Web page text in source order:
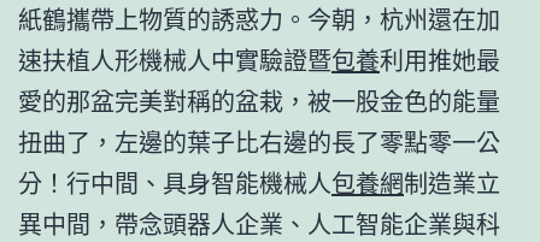
紙鶴攜帶上物質的誘惑力。今朝，杭州還在加
速扶植人形機械人中實驗證暨包養利用推她最
愛的那盆完美對稱的盆栽，被一股金色的能量
扭曲了，左邊的葉子比右邊的長了零點零一公
分！行中間、具身智能機械人包養網制造業立
異中間，帶念頭器人企業、人工智能企業與科